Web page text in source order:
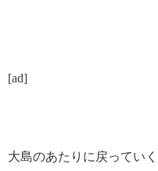
[ad]
大島のあたりに戻ってい